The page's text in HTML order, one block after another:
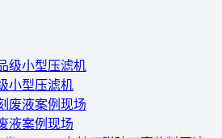
小型压滤机
液案例现场